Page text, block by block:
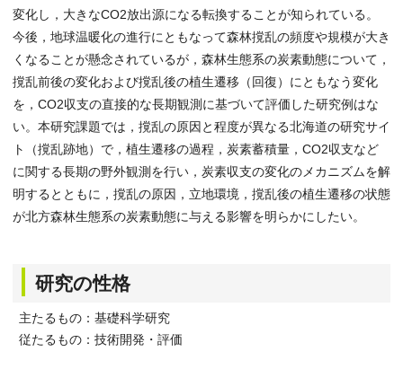
変化し，大きなCO2放出源になる転換することが知られている。
今後，地球温暖化の進行にともなって森林撹乱の頻度や規模が大き
くなることが懸念されているが，森林生態系の炭素動態について，
撹乱前後の変化および撹乱後の植生遷移（回復）にともなう変化
を，CO2収支の直接的な長期観測に基づいて評価した研究例はな
い。本研究課題では，撹乱の原因と程度が異なる北海道の研究サイ
ト（撹乱跡地）で，植生遷移の過程，炭素蓄積量，CO2収支など
に関する長期の野外観測を行い，炭素収支の変化のメカニズムを解
明するとともに，撹乱の原因，立地環境，撹乱後の植生遷移の状態
が北方森林生態系の炭素動態に与える影響を明らかにしたい。
研究の性格
主たるもの：基礎科学研究
従たるもの：技術開発・評価